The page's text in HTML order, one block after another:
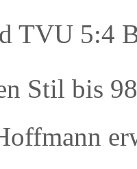
TVU 5:4
Stil bis